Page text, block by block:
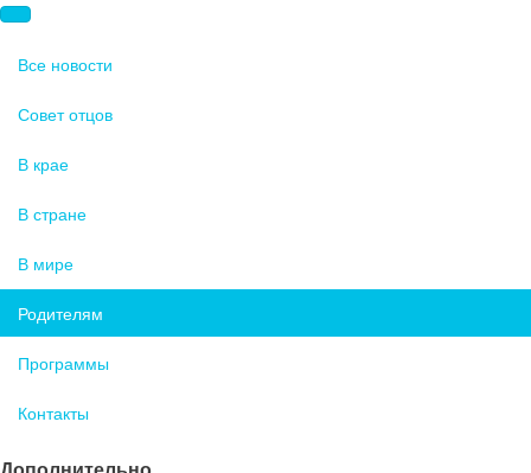
Все новости
Совет отцов
В крае
В стране
В мире
Родителям
Программы
Контакты